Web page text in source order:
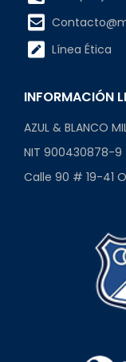
Línea Ética
INFORMACIÓN
AZUL & BLANCO
NIT 900430878-9
Calle 90 # 19-41